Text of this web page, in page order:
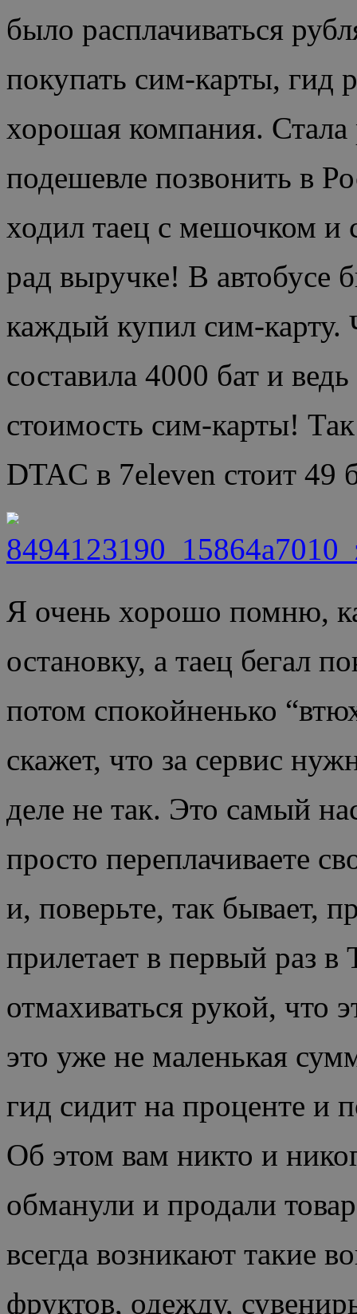
было расплачиваться
покупать сим-карты, гид
хорошая компания. Стала
подешевле позвонить в
ходил таец с мешочком и
рад выручке! В автобусе
каждый купил сим-карту.
составила 4000 бат и
стоимость сим-карты!
DTAC в 7eleven стоит 49
Я очень хорошо помню,
остановку, а таец бегал
потом спокойненько
скажет, что за сервис
деле не так. Это самый
просто переплачиваете
и, поверьте, так бывает,
прилетает в первый раз
отмахиваться рукой, что
это уже не маленькая
гид сидит на проценте и
Об этом вам никто и
обманули и продали
всегда возникают такие
фруктов, одежду,